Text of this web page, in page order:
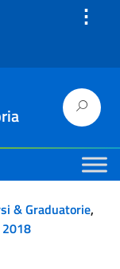
⋮
& Graduatorie,
2018